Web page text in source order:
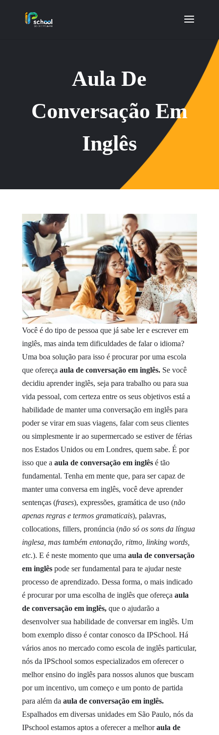
Aula De
Conversação Em
Inglês
Você é do tipo de pessoa que já sabe ler e escrever em
inglês, mas ainda tem dificuldades de falar o idioma?
Uma boa solução para isso é procurar por uma escola
que ofereça aula de conversação em inglês. Se você
decidiu aprender inglês, seja para trabalho ou para sua
vida pessoal, com certeza entre os seus objetivos está a
habilidade de manter uma conversação em inglês para
poder se virar em suas viagens, falar com seus clientes
ou simplesmente ir ao supermercado se estiver de férias
nos Estados Unidos ou em Londres, quem sabe. É por
isso que a aula de conversação em inglês é tão
fundamental. Tenha em mente que, para ser capaz de
manter uma conversa em inglês, você deve aprender
sentenças (frases), expressões, gramática de uso (não
apenas regras e termos gramaticais), palavras,
collocations, fillers, pronúncia (não só os sons da língua
inglesa, mas também entonação, ritmo, linking words,
etc.). E é neste momento que uma aula de conversação
em inglês pode ser fundamental para te ajudar neste
processo de aprendizado. Dessa forma, o mais indicado
é procurar por uma escolha de inglês que ofereça aula
de conversação em inglês, que o ajudarão a
desenvolver sua habilidade de conversar em inglês. Um
bom exemplo disso é contar conosco da IPSchool. Há
vários anos no mercado como escola de inglês particular,
nós da IPSchool somos especializados em oferecer o
melhor ensino do inglês para nossos alunos que buscam
por um incentivo, um começo e um ponto de partida
para além da aula de conversação em inglês.
Espalhados em diversas unidades em São Paulo, nós da
IPschool estamos aptos a oferecer a melhoraula de